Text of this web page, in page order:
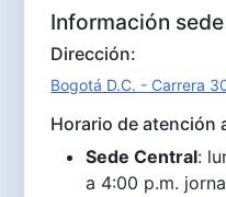
Información
Dirección:
Bogotá D.C. - Carrera
Horario de atención
Sede Central:
a 4:00 p.m.